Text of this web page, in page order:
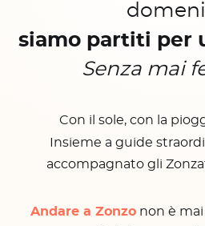
siamo partiti per
Senza mai
Con il sole, con la
Insieme a guide
accompagnato gli
Andare a Zonzonon è mai